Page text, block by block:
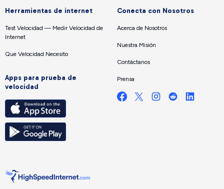
Herramientas de internet
Test Velocidad — Medir Velocidad de
Internet
Que Velocidad Necesito
Apps para prueba de
velocidad
Conecta con Nosotros
Acerca de Nosotros
Nuestra Misión
Contáctanos
Prensa